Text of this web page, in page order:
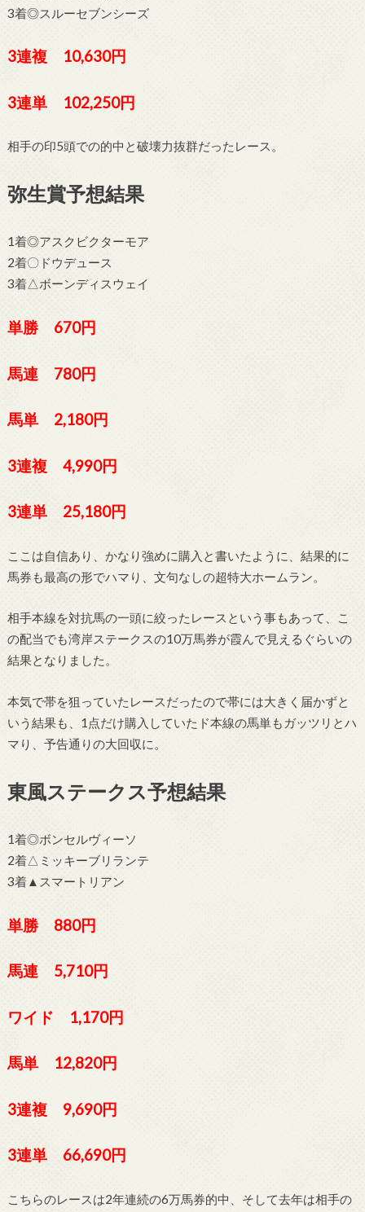
3着◎スルーセブンシーズ
3連複 10,630円
3連単 102,250円
相手の印5頭での的中と破壊力抜群だったレース。
弥生賞予想結果
1着◎アスクビクターモア
2着〇ドウデュース
3着△ボーンディスウェイ
単勝 670円
馬連 780円
馬単 2,180円
3連複 4,990円
3連単 25,180円
ここは自信あり、かなり強めに購入と書いたように、結果的に
馬券も最高の形でハマり、文句なしの超特大ホームラン。
相手本線を対抗馬の一頭に絞ったレースという事もあって、こ
の配当でも湾岸ステークスの10万馬券が霞んで見えるぐらいの
結果となりました。
本気で帯を狙っていたレースだったので帯には大きく届かずと
いう結果も、1点だけ購入していたド本線の馬単もガッツリとハ
マり、予告通りの大回収に。
東風ステークス予想結果
1着◎ボンセルヴィーソ
2着△ミッキーブリランテ
3着▲スマートリアン
単勝 880円
馬連 5,710円
ワイド 1,170円
馬単 12,820円
3連複 9,690円
3連単 66,690円
こちらのレースは2年連続の6万馬券的中、そして去年は相手の